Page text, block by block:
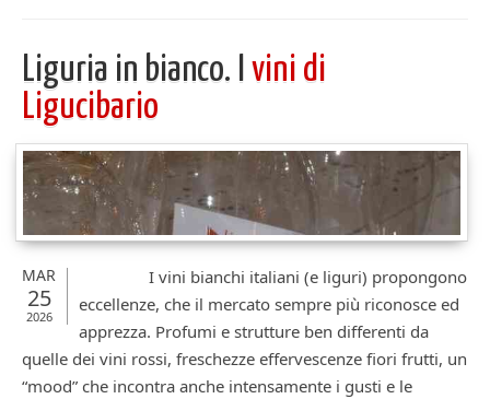
Liguria in bianco. I vini di
Ligucibario
MAR
25
2026
I vini bianchi italiani (e liguri) propongono
eccellenze, che il mercato sempre più riconosce ed
apprezza. Profumi e strutture ben differenti da
quelle dei vini rossi, freschezze effervescenze fiori frutti, un
“mood” che incontra anche intensamente i gusti e le